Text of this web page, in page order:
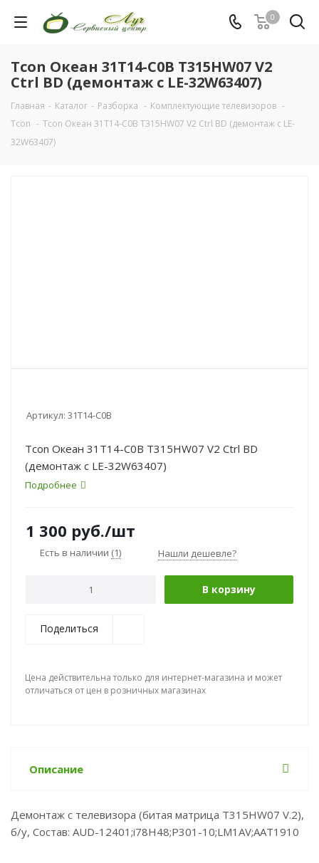
0
Tcon Океан 31T14-C0B T315HW07 V2
Ctrl BD (демонтаж с LE-32W63407)
Главная - Каталог - Разборка - Комплектующие телевизоров -
Tcon - Tcon Океан 31T14-C0B T315HW07 V2 Ctrl BD (демонтаж с LE-
32W63407)
Артикул: 31T14-C0B
Tcon Океан 31T14-C0B T315HW07 V2 Ctrl BD
(демонтаж с LE-32W63407)
Подробнее
1 300 руб./шт
Есть в наличии (1) Нашли дешевле?
В корзину
Поделиться
Цена действительна только для интернет-магазина и может
отличаться от цен в розничных магазинах
Описание
Демонтаж с телевизора (битая матрица T315HW07 V.2),
б/у, Состав: AUD-12401;i78H48;P301-10;LM1AV;AAT1910